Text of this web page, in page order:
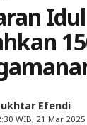
Efendi
WIB, 21 Mar 2025